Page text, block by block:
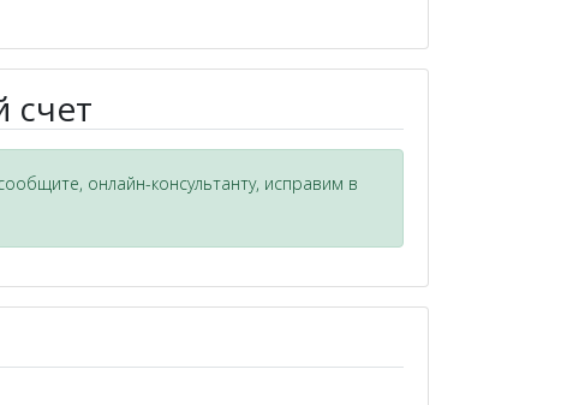
счет
онлайн-консультанту, исправим в